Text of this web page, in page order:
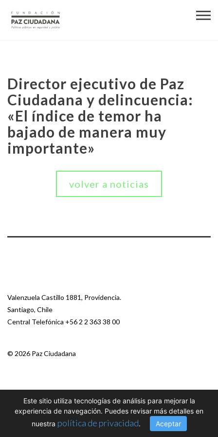
Director ejecutivo de Paz
Ciudadana y delincuencia:
«El índice de temor ha
bajado de manera muy
importante»
volver a noticias
Valenzuela Castillo 1881, Providencia.
Santiago, Chile
Central Telefónica +56 2 2 363 38 00
© 2026 Paz Ciudadana
Este sitio utiliza tecnologías de análisis para mejorar la
experiencia de navegación. Puedes revisar más detalles en
nuestra política de privacidad. Aceptar